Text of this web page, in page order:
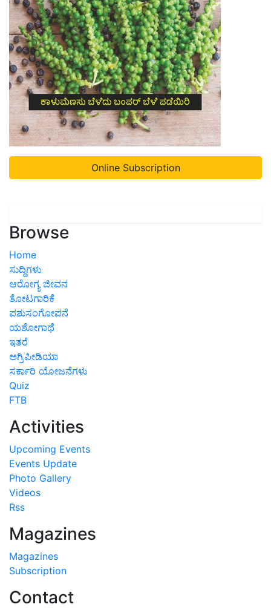
Online Subscription
Browse
Home
ಸುದ್ದಿಗಳು
ಆರೋಗ್ಯ ಜೀವನ
ತೋಟಗಾರಿಕೆ
ಪಶುಸಂಗೋಪನೆ
ಯಶೋಗಾಥೆ
ಇತರೆ
ಅಗ್ರಿಪೀಡಿಯಾ
ಸರ್ಕಾರಿ ಯೋಜನೆಗಳು
Quiz
FTB
Activities
Upcoming Events
Events Update
Photo Gallery
Videos
Rss
Magazines
Magazines
Subscription
Contact